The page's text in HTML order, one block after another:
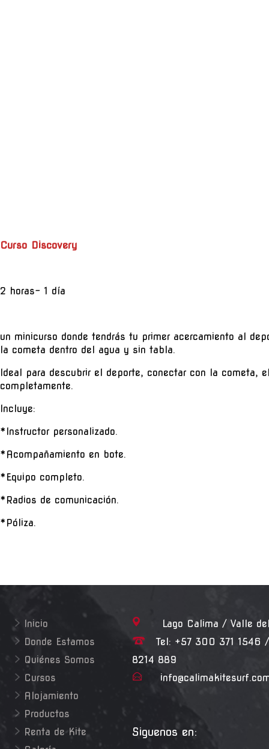
Curso Discovery
2 horas- 1 día
un minicurso donde tendrás tu primer acercamiento al
la cometa dentro del agua y sin tabla.
Ideal para descubrir el deporte, conectar con la cometa,
completamente.
Incluye:
*Instructor personalizado.
*Acompañamiento en bote.
*Equipo completo.
*Radios de comunicación.
*Póliza.
Inicio
Donde Estamos
Quiénes Somos
Cursos
Alojamiento
Productos
Renta de Kite
Lago Calima / Valle del
Tel: +57 300 371 1546 /
8214 889
Siguenos en: